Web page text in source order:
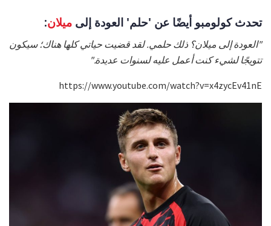
تحدث كولومبو أيضًا عن 'حلم' العودة إلى ميلان:
"العودة إلى ميلان؟ ذلك حلمي. لقد قضيت حياتي كلها هناك؛ سيكون
تتويجًا لشيء كنت أعمل عليه لسنوات عديدة."
https://www.youtube.com/watch?v=x4zycEv41nE